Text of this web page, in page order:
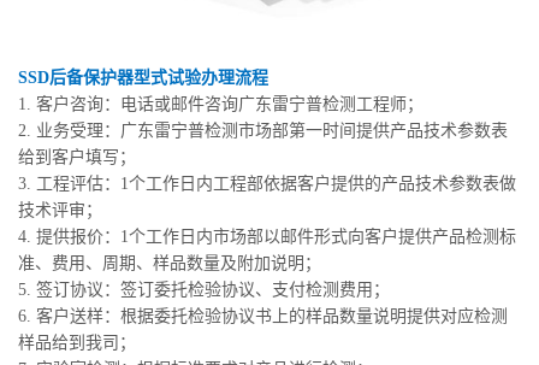
SSD后备保护器型式试验办理流程
1. 客户咨询：电话或邮件咨询广东雷宁普检测工程师；
2. 业务受理：广东雷宁普检测市场部第一时间提供产品技术参数表
给到客户填写；
3. 工程评估：1个工作日内工程部依据客户提供的产品技术参数表做
技术评审；
4. 提供报价：1个工作日内市场部以邮件形式向客户提供产品检测标
准、费用、周期、样品数量及附加说明；
5. 签订协议：签订委托检验协议、支付检测费用；
6. 客户送样：根据委托检验协议书上的样品数量说明提供对应检测
样品给到我司；